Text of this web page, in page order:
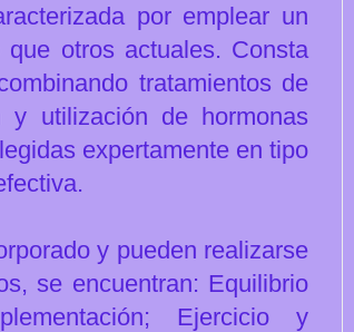
por emplear un
otros actuales. Consta
tratamientos de
y utilización de hormonas
expertamente en tipo
y pueden realizarse
se encuentran: Equilibrio
Ejercicio y